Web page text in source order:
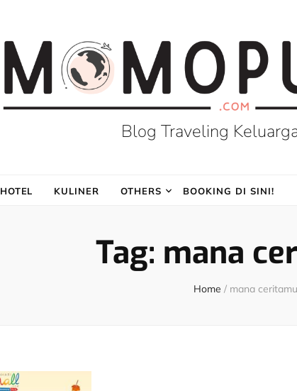
Blog Traveling
HOTEL KULINER OTHERS BOOKING DI SINI!
Tag: mana
Home / mana